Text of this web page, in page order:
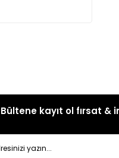
kayıt ol fırsat &